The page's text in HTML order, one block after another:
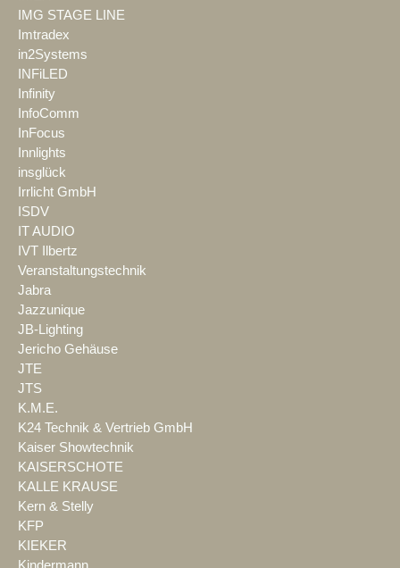
IMG STAGE LINE
Imtradex
in2Systems
INFiLED
Infinity
InfoComm
InFocus
Innlights
insglück
Irrlicht GmbH
ISDV
IT AUDIO
IVT Ilbertz
Veranstaltungstechnik
Jabra
Jazzunique
JB-Lighting
Jericho Gehäuse
JTE
JTS
K.M.E.
K24 Technik & Vertrieb GmbH
Kaiser Showtechnik
KAISERSCHOTE
KALLE KRAUSE
Kern & Stelly
KFP
KIEKER